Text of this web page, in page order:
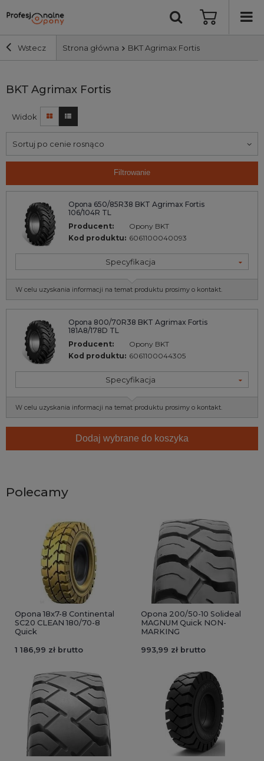
Wstecz Strona główna BKT Agrimax Fortis
Szerokość i profil
Średnica
Producent
Nośność
BKT Agrimax Fortis
Widok
Sortuj po cenie rosnąco
Filtrowanie
Opona 650/85R38 BKT Agrimax Fortis
106/104R TL
Producent:
Opony BKT
Kod produktu: 6061100040093
Specyfikacja
W celu uzyskania informacji na temat produktu prosimy o kontakt.
Opona 800/70R38 BKT Agrimax Fortis
181A8/178D TL
Producent:
Opony BKT
Kod produktu: 6061100044305
Specyfikacja
W celu uzyskania informacji na temat produktu prosimy o kontakt.
Dodaj wybrane do koszyka
Polecamy
Opona 18x7-8 Continental
SC20 CLEAN 180/70-8
Quick
1 186,99 zł brutto
Opona 200/50-10 Solideal
MAGNUM Quick NON-
MARKING
993,99 zł brutto